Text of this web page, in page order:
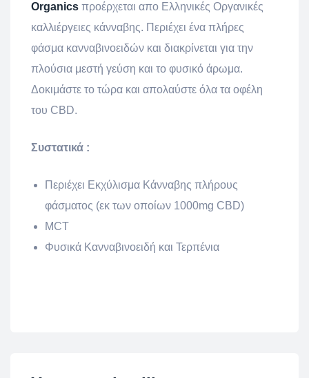
Organics προέρχεται απο Ελληνικές Οργανικές
καλλιέργειες κάνναβης. Περιέχει ένα πλήρες
φάσμα κανναβινοειδών και διακρίνεται για την
πλούσια μεστή γεύση και το φυσικό άρωμα.
Δοκιμάστε το τώρα και απολαύστε όλα τα οφέλη
του CBD.
Συστατικά :
Περιέχει Εκχύλισμα Κάνναβης πλήρους
φάσματος (εκ των οποίων 1000mg CBD)
MCT
Φυσικά Κανναβινοειδή και Τερπένια